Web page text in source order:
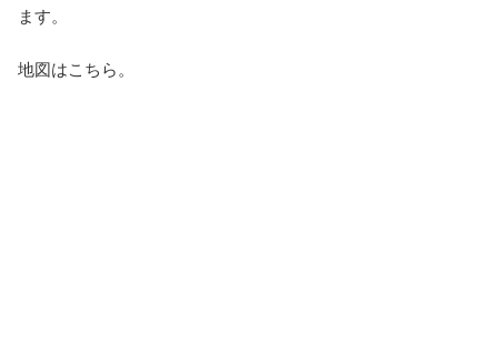
ます。
地図はこちら。